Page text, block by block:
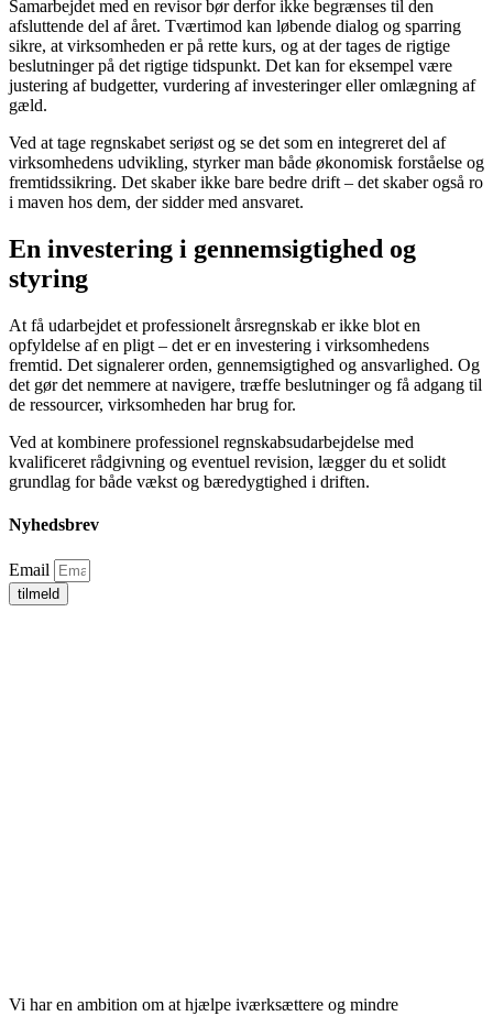
Samarbejdet med en revisor bør derfor ikke begrænses til den
afsluttende del af året. Tværtimod kan løbende dialog og sparring
sikre, at virksomheden er på rette kurs, og at der tages de rigtige
beslutninger på det rigtige tidspunkt. Det kan for eksempel være
justering af budgetter, vurdering af investeringer eller omlægning af
gæld.
Ved at tage regnskabet seriøst og se det som en integreret del af
virksomhedens udvikling, styrker man både økonomisk forståelse og
fremtidssikring. Det skaber ikke bare bedre drift – det skaber også ro
i maven hos dem, der sidder med ansvaret.
En investering i gennemsigtighed og
styring
At få udarbejdet et professionelt årsregnskab er ikke blot en
opfyldelse af en pligt – det er en investering i virksomhedens
fremtid. Det signalerer orden, gennemsigtighed og ansvarlighed. Og
det gør det nemmere at navigere, træffe beslutninger og få adgang til
de ressourcer, virksomheden har brug for.
Ved at kombinere professionel regnskabsudarbejdelse med
kvalificeret rådgivning og eventuel revision, lægger du et solidt
grundlag for både vækst og bæredygtighed i driften.
Nyhedsbrev
Email
tilmeld
Vi har en ambition om at hjælpe iværksættere og mindre